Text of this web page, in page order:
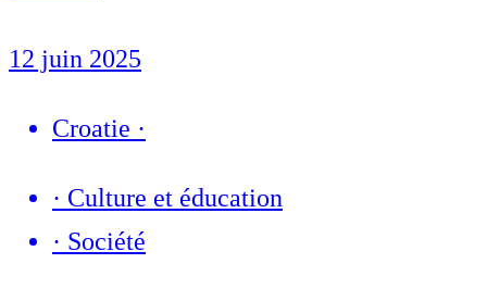
12 juin 2025
Croatie ·
· Culture et éducation
· Société